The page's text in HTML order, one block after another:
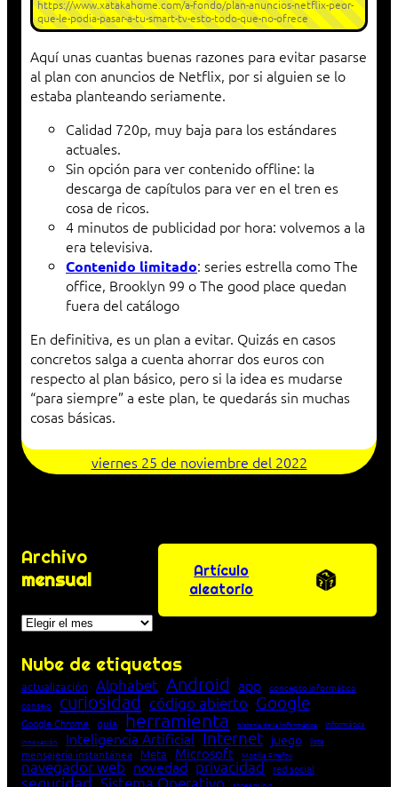
https://www.xatakahome.com/a-fondo/plan-anuncios-netflix-peor-
que-le-podia-pasar-a-tu-smart-tv-esto-todo-que-no-ofrece
Aquí unas cuantas buenas razones para evitar pasarse
al plan con anuncios de Netflix, por si alguien se lo
estaba planteando seriamente.
Calidad 720p, muy baja para los estándares
actuales.
Sin opción para ver contenido offline: la
descarga de capítulos para ver en el tren es
cosa de ricos.
4 minutos de publicidad por hora: volvemos a la
era televisiva.
Contenido limitado: series estrella como The
office, Brooklyn 99 o The good place quedan
fuera del catálogo
En definitiva, es un plan a evitar. Quizás en casos
concretos salga a cuenta ahorrar dos euros con
respecto al plan básico, pero si la idea es mudarse
“para siempre” a este plan, te quedarás sin muchas
cosas básicas.
viernes 25 de noviembre del 2022
Archivo
mensual
Archivos
Artículo
aleatorio
Nube de etiquetas
actualización Alphabet Android app concepto informático
consejo
curiosidad código abierto Google
Google Chrome guía herramienta historia de la Informática Informática
innovación Inteligencia Artificial Internet juego lista
mensajería instantánea Meta Microsoft Mozilla Firefox
navegador web novedad privacidad red social
seguridad Sistema Operativo